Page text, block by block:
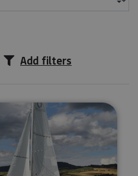
Add filters
Sailing excursions